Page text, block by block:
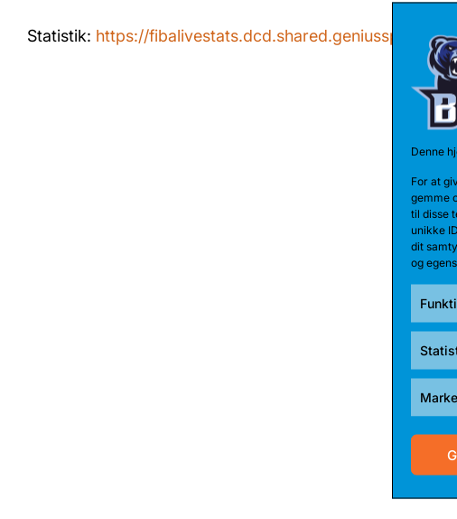
Denne
For at
gemme
til disse
unikke
dit
og
Statistik: https://